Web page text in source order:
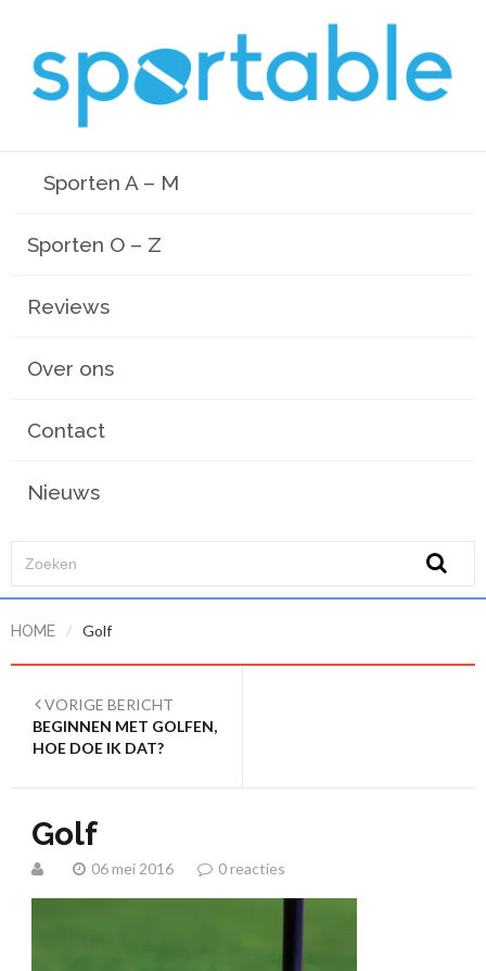
Sporten A – M
Sporten O – Z
Reviews
Over ons
Contact
Nieuws
HOME / Golf
VORIGE BERICHT
BEGINNEN MET GOLFEN,
HOE DOE IK DAT?
Golf
06 mei 2016 0 reacties